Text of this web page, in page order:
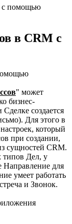
с помощью
в CRM с
" может
бизнес-
создается
Для этого в
который
при создании,
сущностей CRM.
типов Дел, у
Направление для
умеет работать
и Звонок.